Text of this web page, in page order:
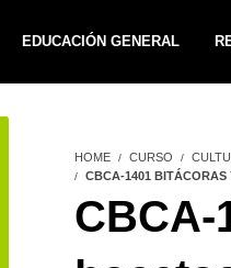
EDUCACIÓN GENERAL
HOME CURSO
CBCA-1401 BITÁCORAS
CBCA-